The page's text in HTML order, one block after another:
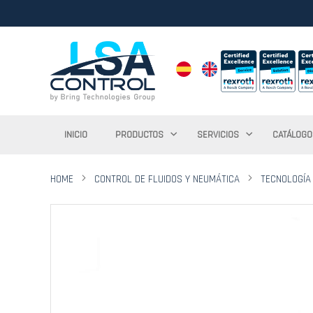
INICIO PRODUCTOS SERVICIOS
HOME CONTROL DE FLUIDOS Y NEUMÁTICA